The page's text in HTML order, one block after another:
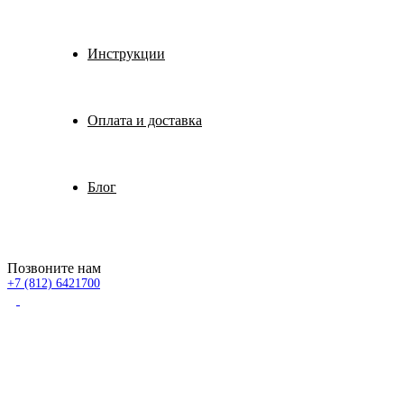
Инструкции
Оплата и доставка
Блог
Позвоните нам
+7 (812) 6421700